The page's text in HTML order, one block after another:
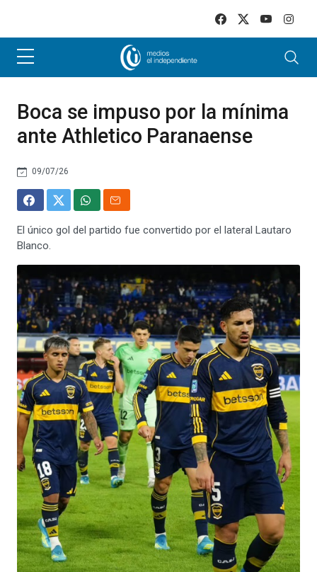
Boca se impuso por la mínima
ante Athletico Paranaense
09/07/26
El único gol del partido fue convertido por el lateral Lautaro
Blanco.